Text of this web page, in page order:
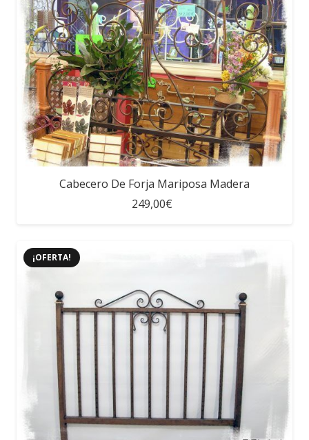
Cabecero De Forja Mariposa Madera
249,00€
¡OFERTA!